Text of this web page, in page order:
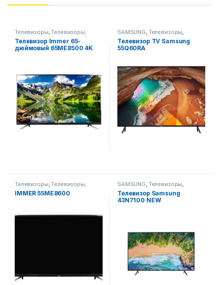
Телевизоры,Телевизоры,
фото-видео и аудио
Телевизор Immer 65-
дюймовый 65ME8500 4K
SAMSUNG, Телевизоры,
Телевизоры, фото-видео и
аудио
Телевизор TV Samsung
55Q60RA
Телевизоры,Телевизоры,
фото-видео и аудио
IMMER 55ME8600
SAMSUNG, Телевизоры,
Телевизоры, фото-видео и
аудио
Телевизор Samsung
43N7100 NEW